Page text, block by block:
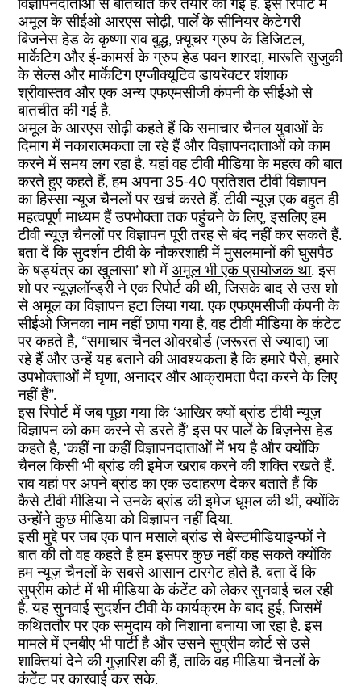
विज्ञापनदाताओं से बातचीत कर तैयार की गई है. इस रिपोर्ट में
अमूल के सीईओ आरएस सोढ़ी, पार्ले के सीनियर केटेगरी
बिजनेस हेड के कृष्णा राव बुद्ध, फ़्यूचर ग्रुप के डिजिटल,
मार्केटिग और ई-कामर्स के ग्रुप हेड पवन शारदा, मारूति सुजुकी
के सेल्स और मार्केटिग एग्जीक्यूटिव डायरेक्टर शंशाक
श्रीवास्तव और एक अन्य एफएमसीजी कंपनी के सीईओ से
बातचीत की गई है.
अमूल के आरएस सोढ़ी कहते हैं कि समाचार चैनल युवाओं के
दिमाग में नकारात्मकता ला रहे हैं और विज्ञापनदाताओं को काम
करने में समय लग रहा है. यहां वह टीवी मीडिया के महत्व की बात
करते हुए कहते हैं, हम अपना 35-40 प्रतिशत टीवी विज्ञापन
का हिस्सा न्यूज चैनलों पर खर्च करते हैं. टीवी न्यूज़ एक बहुत ही
महत्वपूर्ण माध्यम हैं उपभोक्ता तक पहुंचने के लिए, इसलिए हम
टीवी न्यूज़ चैनलों पर विज्ञापन पूरी तरह से बंद नहीं कर सकते हैं.
बता दें कि सुदर्शन टीवी के नौकरशाही में मुसलमानों की घुसपैठ
के षड्यंत्र का खुलासा’ शो मेंअमूल भी एक प्रायोजक था. इस
शो पर न्यूज़लॉन्ड्री ने एक रिपोर्ट की थी, जिसके बाद से उस शो
से अमूल का विज्ञापन हटा लिया गया. एक एफएमसीजी कंपनी के
सीईओ जिनका नाम नहीं छापा गया है, वह टीवी मीडिया के कंटेट
पर कहते है, “समाचार चैनल ओवरबोर्ड (जरूरत से ज्यादा) जा
रहे हैं और उन्हें यह बताने की आवश्यकता है कि हमारे पैसे, हमारे
उपभोक्ताओं में घृणा, अनादर और आक्रामता पैदा करने के लिए
नहीं हैं”.
इस रिपोर्ट में जब पूछा गया कि ‘आखिर क्यों ब्रांड टीवी न्यूज़
विज्ञापन को कम करने से डरते हैं’ इस पर पार्ले के बिज़नेस हेड
कहते है, ‘कहीं ना कहीं विज्ञापनदाताओं में भय है और क्योंकि
चैनल किसी भी ब्रांड की इमेज खराब करने की शक्ति रखते हैं.
राव यहां पर अपने ब्रांड का एक उदाहरण देकर बताते हैं कि
कैसे टीवी मीडिया ने उनके ब्रांड की इमेज धूमल की थी, क्योंकि
उन्होंने कुछ मीडिया को विज्ञापन नहीं दिया.
इसी मुद्दे पर जब एक पान मसाले ब्रांड से बेस्टमीडियाइन्फों ने
बात की तो वह कहते है हम इसपर कुछ नहीं कह सकते क्योंकि
हम न्यूज़ चैनलों के सबसे आसान टारगेट होते है. बता दें कि
सुप्रीम कोर्ट में भी मीडिया के कंटेंट को लेकर सुनवाई चल रही
है. यह सुनवाई सुदर्शन टीवी के कार्यक्रम के बाद हुई, जिसमें
कथिततौर पर एक समुदाय को निशाना बनाया जा रहा है. इस
मामले में एनबीए भी पार्टी है और उसने सुप्रीम कोर्ट से उसे
शाक्तियां देने की गुज़ारिश की हैं, ताकि वह मीडिया चैनलों के
कंटेंट पर कारवाई कर सके.